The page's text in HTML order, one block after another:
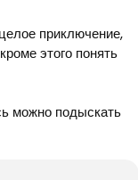
приключение,
этого понять
можно подыскать
при этом стоимость
от бренда. В